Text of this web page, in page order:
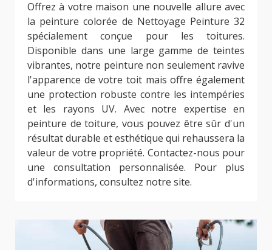
Offrez à votre maison une nouvelle allure avec
la peinture colorée de Nettoyage Peinture 32
spécialement conçue pour les toitures.
Disponible dans une large gamme de teintes
vibrantes, notre peinture non seulement ravive
l'apparence de votre toit mais offre également
une protection robuste contre les intempéries
et les rayons UV. Avec notre expertise en
peinture de toiture, vous pouvez être sûr d'un
résultat durable et esthétique qui rehaussera la
valeur de votre propriété. Contactez-nous pour
une consultation personnalisée. Pour plus
d'informations, consultez notre site.